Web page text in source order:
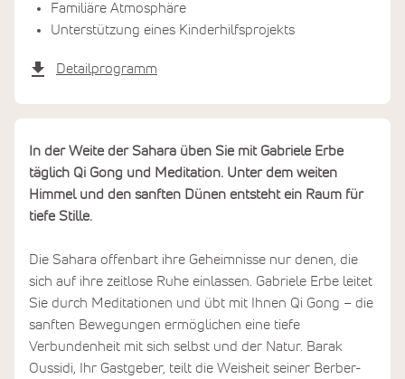
Familiäre Atmosphäre
Unterstützung eines Kinderhilfsprojekts
Detailprogramm
In der Weite der Sahara üben Sie mit Gabriele Erbe
täglich Qi Gong und Meditation. Unter dem weiten
Himmel und den sanften Dünen entsteht ein Raum für
tiefe Stille.
Die Sahara offenbart ihre Geheimnisse nur denen, die
sich auf ihre zeitlose Ruhe einlassen. Gabriele Erbe leitet
Sie durch Meditationen und übt mit Ihnen Qi Gong – die
sanften Bewegungen ermöglichen eine tiefe
Verbundenheit mit sich selbst und der Natur. Barak
Oussidi, Ihr Gastgeber, teilt die Weisheit seiner Berber-